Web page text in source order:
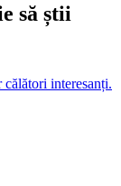
să știi
călători interesanți.